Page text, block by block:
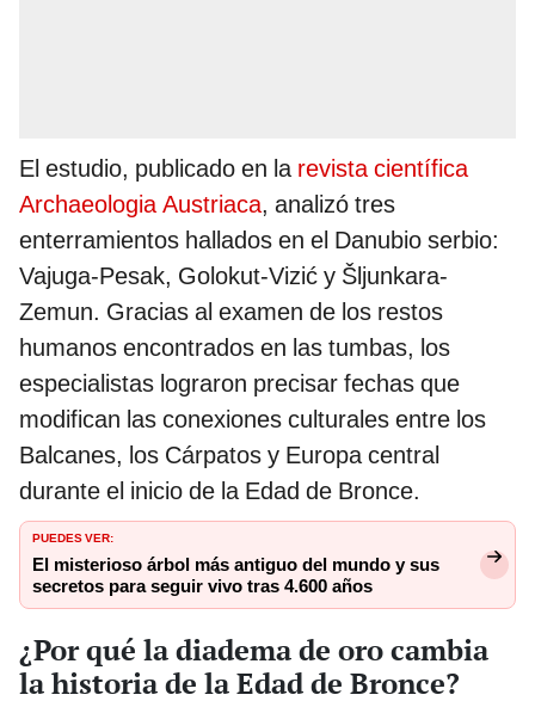
El estudio, publicado en la revista científica
Archaeologia Austriaca, analizó tres
enterramientos hallados en el Danubio serbio:
Vajuga-Pesak, Golokut-Vizić y Šljunkara-
Zemun. Gracias al examen de los restos
humanos encontrados en las tumbas, los
especialistas lograron precisar fechas que
modifican las conexiones culturales entre los
Balcanes, los Cárpatos y Europa central
durante el inicio de la Edad de Bronce.
PUEDES VER:
El misterioso árbol más antiguo del mundo y sus
secretos para seguir vivo tras 4.600 años
¿Por qué la diadema de oro cambia
la historia de la Edad de Bronce?